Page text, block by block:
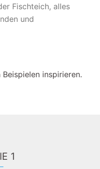
Fischteich, alles
und
inspirieren.
1